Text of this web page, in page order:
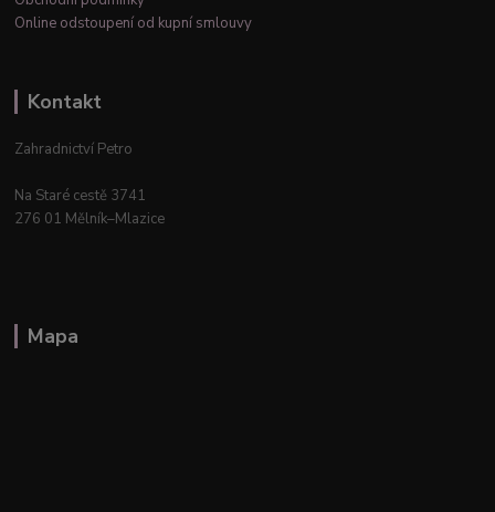
Online odstoupení od kupní smlouvy
Kontakt
Zahradnictví Petro
Na Staré cestě 3741
276 01 Mělník–Mlazice
Mapa